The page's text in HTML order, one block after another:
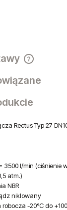
ewentualnych
Rectus Typ 27
3500 l/min (ciśnienie
atm.)
NBR
niklowany
-20°C do